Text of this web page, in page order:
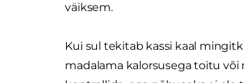
väiksem.
Kui sul tekitab kassi kaal
madalama kalorsusega toitu või